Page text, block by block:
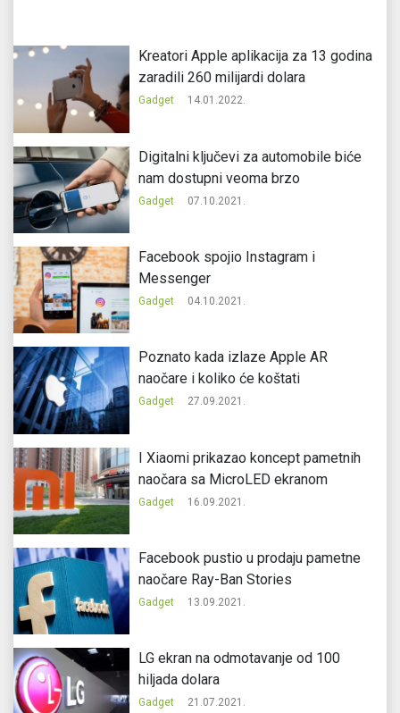
Kreatori Apple aplikacija za 13 godina
zaradili 260 milijardi dolara
Gadget 14.01.2022.
Digitalni ključevi za automobile biće
nam dostupni veoma brzo
Gadget 07.10.2021.
Facebook spojio Instagram i
Messenger
Gadget 04.10.2021.
Poznato kada izlaze Apple AR
naočare i koliko će koštati
Gadget 27.09.2021.
I Xiaomi prikazao koncept pametnih
naočara sa MicroLED ekranom
Gadget 16.09.2021.
Facebook pustio u prodaju pametne
naočare Ray-Ban Stories
Gadget 13.09.2021.
LG ekran na odmotavanje od 100
hiljada dolara
Gadget 21.07.2021.